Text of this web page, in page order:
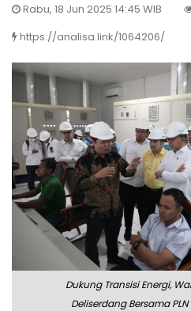
Rabu, 18 Jun 2025 14:45 WIB
https://analisa.link/1064206/
Dukung Transisi Energi,
Deliserdang Bersama